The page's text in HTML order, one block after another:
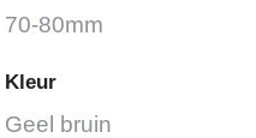
70-80mm
Kleur
Geel bruin